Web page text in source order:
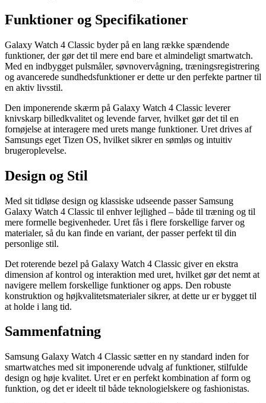
Funktioner og Specifikationer
Galaxy Watch 4 Classic byder på en lang række spændende
funktioner, der gør det til mere end bare et almindeligt smartwatch.
Med en indbygget pulsmåler, søvnovervågning, træningsregistrering
og avancerede sundhedsfunktioner er dette ur den perfekte partner til
en aktiv livsstil.
Den imponerende skærm på Galaxy Watch 4 Classic leverer
knivskarp billedkvalitet og levende farver, hvilket gør det til en
fornøjelse at interagere med urets mange funktioner. Uret drives af
Samsungs eget Tizen OS, hvilket sikrer en sømløs og intuitiv
brugeroplevelse.
Design og Stil
Med sit tidløse design og klassiske udseende passer Samsung
Galaxy Watch 4 Classic til enhver lejlighed – både til træning og til
mere formelle begivenheder. Uret fås i flere forskellige farver og
materialer, så du kan finde en variant, der passer perfekt til din
personlige stil.
Det roterende bezel på Galaxy Watch 4 Classic giver en ekstra
dimension af kontrol og interaktion med uret, hvilket gør det nemt at
navigere mellem forskellige funktioner og apps. Den robuste
konstruktion og højkvalitetsmaterialer sikrer, at dette ur er bygget til
at holde i lang tid.
Sammenfatning
Samsung Galaxy Watch 4 Classic sætter en ny standard inden for
smartwatches med sit imponerende udvalg af funktioner, stilfulde
design og høje kvalitet. Uret er en perfekt kombination af form og
funktion, og det er ideelt til både teknologielskere og fashionistas.